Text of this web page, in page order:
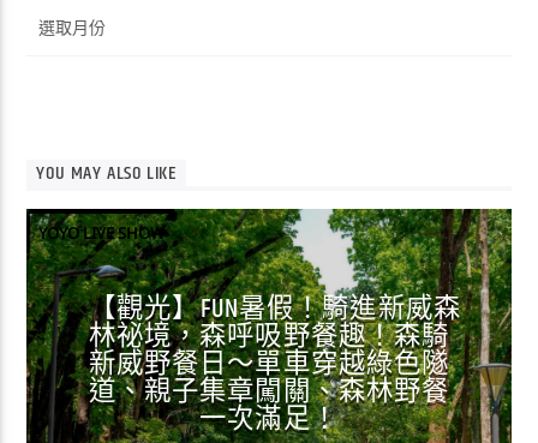
整
YOU MAY ALSO LIKE
YOYO LIVE SHOW
【觀光】FUN暑假！騎進新威森
林祕境，森呼吸野餐趣！森騎
新威野餐日～單車穿越綠色隧
道、親子集章闖關、森林野餐
一次滿足！